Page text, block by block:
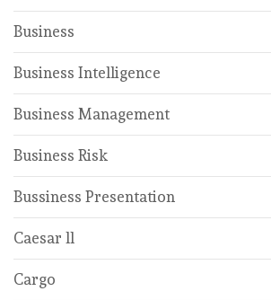
Business
Business Intelligence
Business Management
Business Risk
Bussiness Presentation
Caesar ll
Cargo